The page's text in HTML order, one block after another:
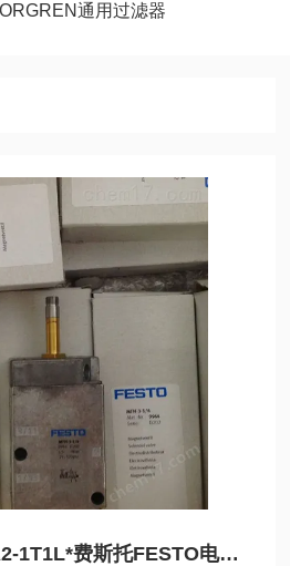
通用过滤器
VSVA-B-B52-2D-A2-1T1L*费斯托FESTO电磁阀